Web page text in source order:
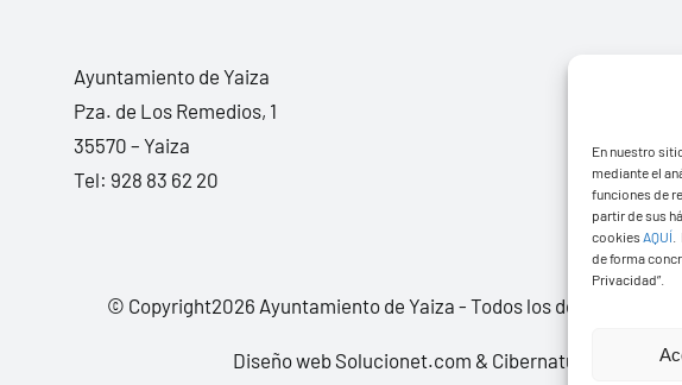
En nuestro
mediante el
funciones de
partir de sus
cookies AQUÍ
de forma
Privacidad”.
Ayuntamiento de Yaiza
Pza. de Los Remedios, 1
35570 – Yaiza
Tel: 928 83 62 20
© Copyright2026 Ayuntamiento de Yaiza - Todos los derechos
Diseño web Solucionet.com & Cibernatural